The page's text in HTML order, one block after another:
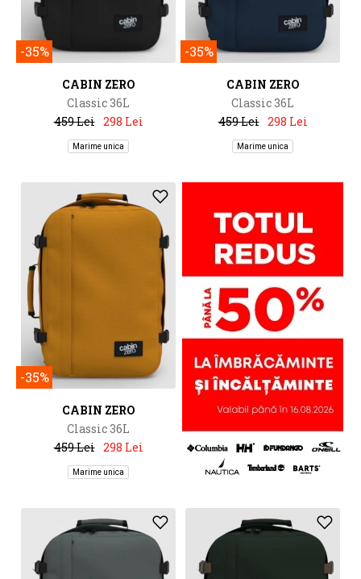
-35%
CABIN ZERO
Classic 36L
459 Lei 298 Lei
Marime unica
-35%
CABIN ZERO
Classic 36L
459 Lei 298 Lei
Marime unica
-35%
CABIN ZERO
Classic 36L
459 Lei 298 Lei
Marime unica